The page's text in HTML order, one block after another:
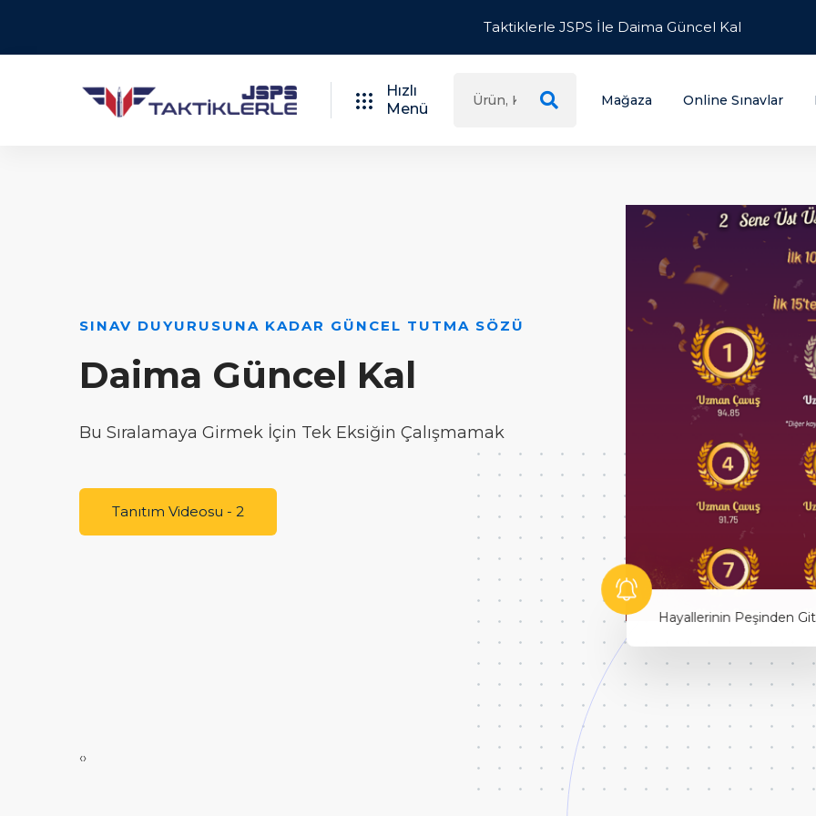
Taktiklerle JSPS İle Daima Güncel Kal
Hızlı
Menü
Mağaza Online Sınavlar
SINAV DUYURUSUNA KADAR GÜNCEL TUTMA SÖZÜ
Daima Güncel Kal
Bu Sıralamaya Girmek İçin Tek Eksiğin Çalışmamak
Tanıtım Videosu - 2
Hayallerinin Peşinden
‹›